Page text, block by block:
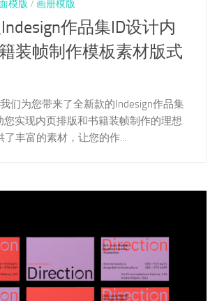
模版 / 画册模版
作品集ID设计内
装帧制作模板素材版式
们为您带来了全新款的Indesign作品集
您实现内页排版和书籍装帧制作的理想
了丰富的素材，让您的作...